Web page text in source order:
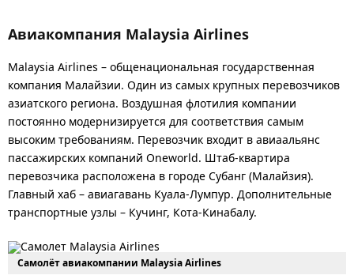
Авиакомпания Malaysia Airlines
Malaysia Airlines – общенациональная государственная
компания Малайзии. Один из самых крупных перевозчиков
азиатского региона. Воздушная флотилия компании
постоянно модернизируется для соответствия самым
высоким требованиям. Перевозчик входит в авиаальянс
пассажирских компаний Oneworld. Штаб-квартира
перевозчика расположена в городе Субанг (Малайзия).
Главный хаб – авиагавань Куала-Лумпур. Дополнительные
транспортные узлы – Кучинг, Кота-Кинабалу.
Самолёт авиакомпании Malaysia Airlines